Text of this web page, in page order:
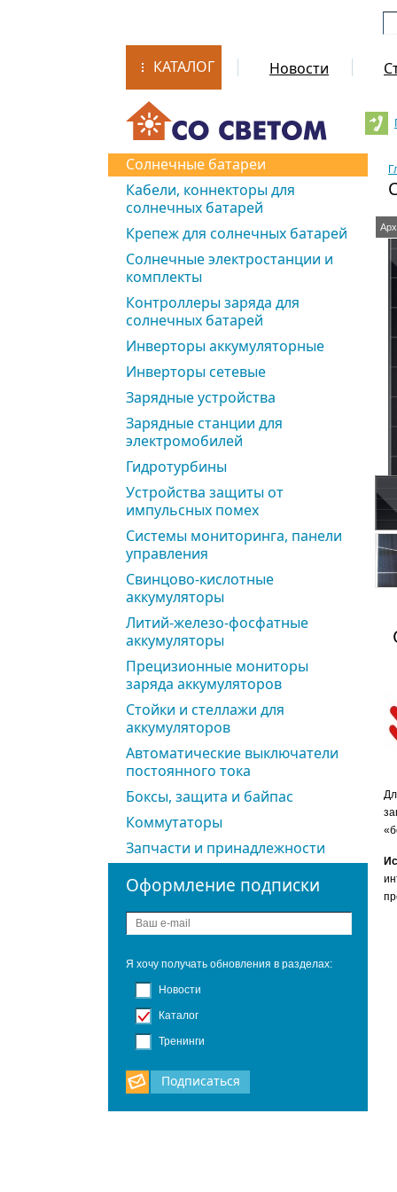
КАТАЛОГ Новости
Солнечные батареи
Кабели, коннекторы для
солнечных батарей
Крепеж для солнечных батарей
Солнечные электростанции и
комплекты
Контроллеры заряда для
солнечных батарей
Инверторы аккумуляторные
Инверторы сетевые
Зарядные устройства
Зарядные станции для
электромобилей
Гидротурбины
Устройства защиты от
импульсных помех
Системы мониторинга, панели
управления
Свинцово-кислотные
аккумуляторы
Литий-железо-фосфатные
аккумуляторы
Прецизионные мониторы
заряда аккумуляторов
Стойки и стеллажи для
аккумуляторов
Автоматические выключатели
постоянного тока
Боксы, защита и байпас
Коммутаторы
Запчасти и принадлежности
Оформление подписки
Я хочу получать обновления в разделах:
Новости
Каталог
Тренинги
Подписаться